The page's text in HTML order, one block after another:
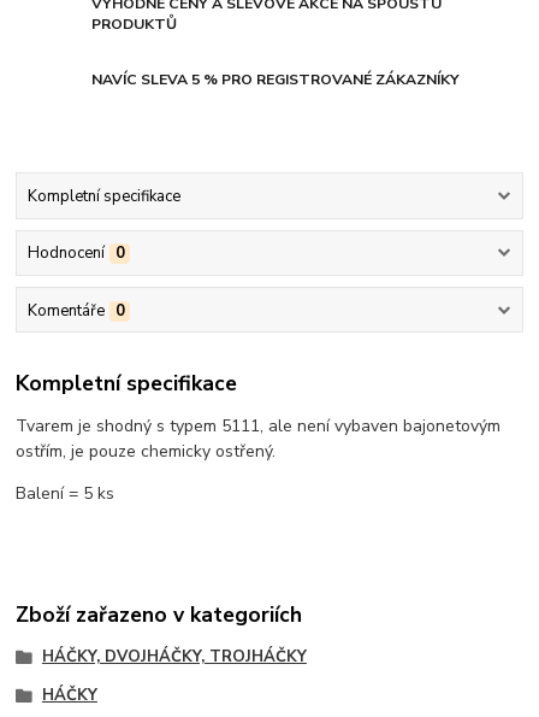
VÝHODNÉ CENY A SLEVOVÉ AKCE NA SPOUSTU
PRODUKTŮ
NAVÍC SLEVA 5 % PRO REGISTROVANÉ ZÁKAZNÍKY
Kompletní specifikace
Hodnocení 0
Komentáře 0
Kompletní specifikace
Tvarem je shodný s typem 5111, ale není vybaven bajonetovým
ostřím, je pouze chemicky ostřený.
Balení = 5 ks
Zboží zařazeno v kategoriích
HÁČKY, DVOJHÁČKY, TROJHÁČKY
HÁČKY